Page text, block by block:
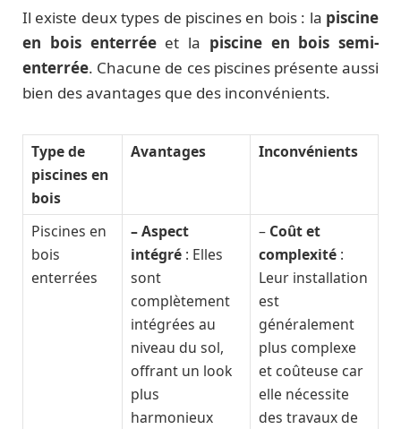
Il existe deux types de piscines en bois : la piscine
en bois enterréeet la piscine en bois semi-
enterrée. Chacune de ces piscines présente aussi
bien des avantages que des inconvénients.
Type de
piscines en
bois
Avantages Inconvénients
Piscines en
bois
enterrées
– Aspect
intégré : Elles
sont
complètement
intégrées au
niveau du sol,
offrant un look
plus
harmonieux
– Coût et
complexité :
Leur installation
est
généralement
plus complexe
et coûteuse car
elle nécessite
des travaux de